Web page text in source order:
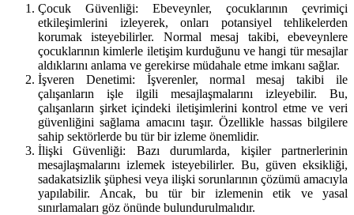
Çocuk Güvenliği: Ebeveynler, çocuklarının çevrimiçi
etkileşimlerini izleyerek, onları potansiyel tehlikelerden
korumak isteyebilirler. Normal mesaj takibi, ebeveynlere
çocuklarının kimlerle iletişim kurduğunu ve hangi tür mesajlar
aldıklarını anlama ve gerekirse müdahale etme imkanı sağlar.
İşveren Denetimi: İşverenler, normal mesaj takibi ile
çalışanların işle ilgili mesajlaşmalarını izleyebilir. Bu,
çalışanların şirket içindeki iletişimlerini kontrol etme ve veri
güvenliğini sağlama amacını taşır. Özellikle hassas bilgilere
sahip sektörlerde bu tür bir izleme önemlidir.
İlişki Güvenliği: Bazı durumlarda, kişiler partnerlerinin
mesajlaşmalarını izlemek isteyebilirler. Bu, güven eksikliği,
sadakatsizlik şüphesi veya ilişki sorunlarının çözümü amacıyla
yapılabilir. Ancak, bu tür bir izlemenin etik ve yasal
sınırlamaları göz önünde bulundurulmalıdır.